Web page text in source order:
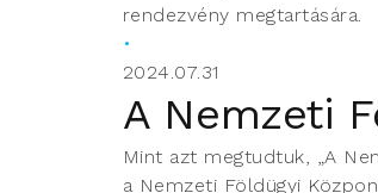
rendezvény
2024.07.31
A Nemzeti
Mint azt megtudtuk, „A
a Nemzeti Földügyi